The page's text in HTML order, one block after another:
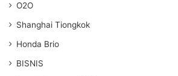
O2O
Shanghai Tiongkok
Honda Brio
BISNIS